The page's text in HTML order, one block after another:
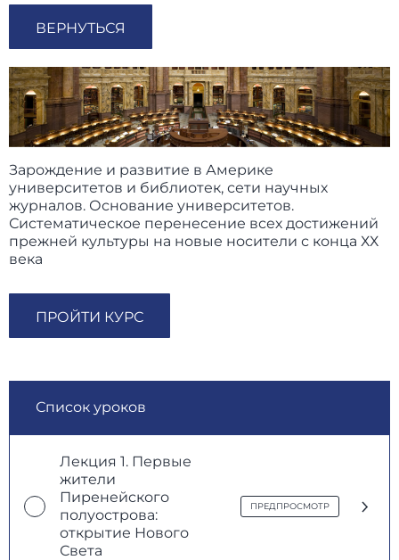
ВЕРНУТЬСЯ
Зарождение и развитие в Америке
университетов и библиотек, сети научных
журналов. Основание университетов.
Систематическое перенесение всех достижений
прежней культуры на новые носители с конца ХХ
века
ПРОЙТИ КУРС
Лекция 1. Первые
жители
Пиренейского
полуострова:
открытие Нового
Света
ПРЕДПРОСМОТР